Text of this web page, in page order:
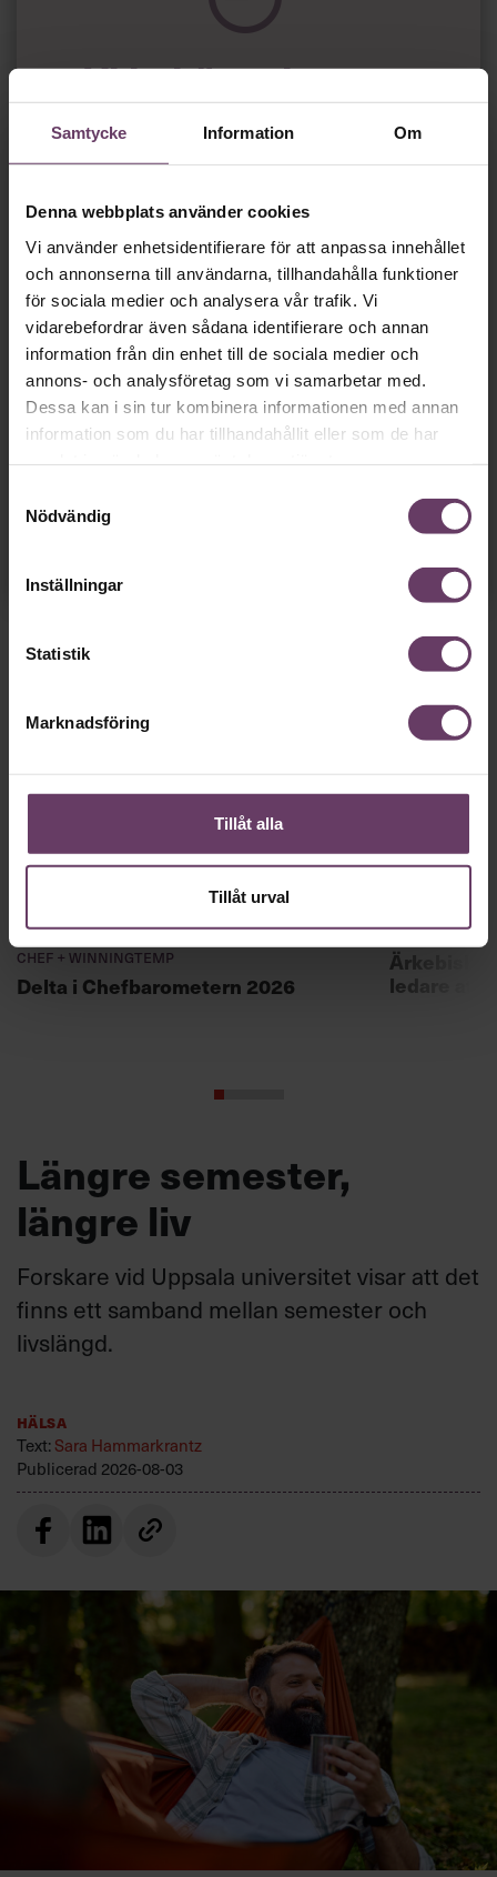
Samtycke Information Om
Denna webbplats använder cookies
Vi använder enhetsidentifierare för att anpassa innehållet
och annonserna till användarna, tillhandahålla funktioner
för sociala medier och analysera vår trafik. Vi
vidarebefordrar även sådana identifierare och annan
information från din enhet till de sociala medier och
annons- och analysföretag som vi samarbetar med.
Dessa kan i sin tur kombinera informationen med annan
information som du har tillhandahållit eller som de har
Nödvändig
Inställningar
Statistik
Marknadsföring
Tillåt alla
Tillåt urval
början av pandemin”
Vi behöver baraen
minut…
Det får du strax göra,utan att betala något
Skapa ditt gratiskonto
Tillgång gratis
utan tidsbegränsning!
Chefs nyhetsbrevmed senaste
ledarskapsnyheterna!
Dina uppgifter delas aldrig med tredje part.
Läs vår
Annonssamarbete:
Chef + Winningtemp
Delta i Chefbarometern 2026
Ledarskap
ledare att
Längre semester,
längre liv
Forskare vid Uppsala universitet visar att det
finns ett samband mellan semester och
livslängd.
Hälsa
Text: Sara Hammarkrantz
Publicerad 2026-08-03